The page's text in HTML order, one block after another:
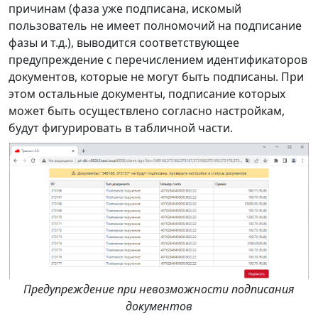
причинам (фаза уже подписана, искомый
пользователь не имеет полномочий на подписание
фазы и т.д.), выводится соответствующее
предупреждение с перечислением идентификаторов
документов, которые не могут быть подписаны. При
этом остальные документы, подписание которых
может быть осуществлено согласно настройкам,
будут фигурировать в табличной части.
Предупреждение при невозможности подписания
документов